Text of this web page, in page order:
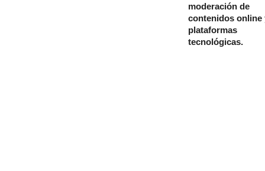
moderación de
contenidos online
plataformas
tecnológicas.